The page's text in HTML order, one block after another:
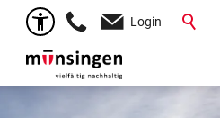
Login